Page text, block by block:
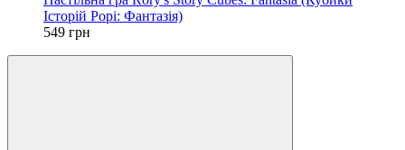
Історій Рорі: Фантазія)
549 грн